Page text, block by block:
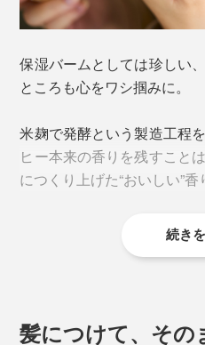
「お店で大量に出るコーヒ
いかな」
オーナーのひと言が、『
保湿バームとしては珍しい
ところも心をワシ掴みに。
米麹で発酵という製造工程
ヒー本来の香りを残すこと
につくり上げた“おいしい”香
続き
髪につけて、その